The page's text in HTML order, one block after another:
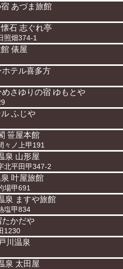
あづま旅館
石 志ぐれ亭
照畑374-1
俵屋
ホテル喜多方
さゆりの宿 ゆもとや
ふじや
笹屋本館
々ノ上甲191
泉 山形屋
北平田甲347-2
叶屋旅館
場甲691
泉 ますや旅館
塩甲834
たかだや
1230
川温泉
泉 太田屋